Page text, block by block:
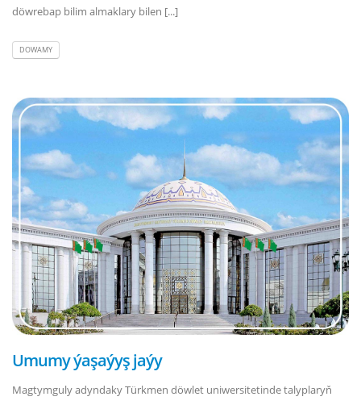
döwrebap bilim almaklary bilen [...]
DOWAMY
Umumy ýaşaýyş jaýy
Magtymguly adyndaky Türkmen döwlet uniwersitetinde talyplaryň